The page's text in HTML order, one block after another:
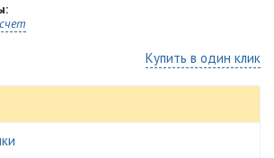
Купить в один клик